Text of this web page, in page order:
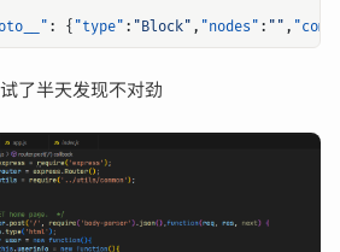
: { "type" : "Block" , "nodes" : "" ,
了半天发现不对劲